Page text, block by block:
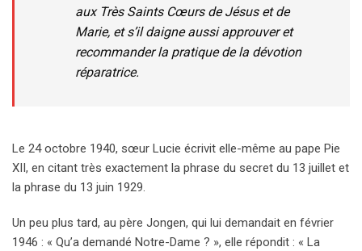
aux Très Saints Cœurs de Jésus et de
Marie, et s’il daigne aussi approuver et
recommander la pratique de la dévotion
réparatrice.
Le 24 octobre 1940, sœur Lucie écrivit elle-même au pape Pie
XII, en citant très exactement la phrase du secret du 13 juillet et
la phrase du 13 juin 1929.
Un peu plus tard, au père Jongen, qui lui demandait en février
1946 : « Qu’a demandé Notre-Dame ? », elle répondit : « La